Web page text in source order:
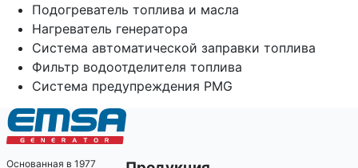
Подогреватель топлива и масла
Нагреватель генератора
Система автоматической заправки топлива
Фильтр водоотделителя топлива
Система предупреждения PMG
Основанная в 1977